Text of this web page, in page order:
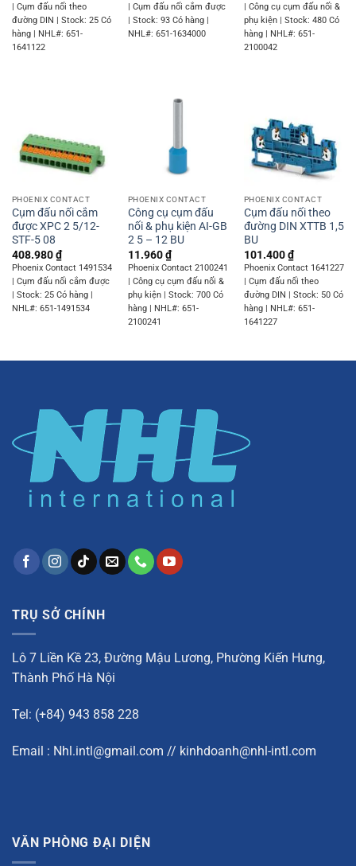
| Cụm đấu nối theo
đường DIN | Stock: 25 Có
hàng | NHL#: 651-
1641122
| Cụm đấu nối cắm được
| Stock: 93 Có hàng |
NHL#: 651-1634000
| Công cụ cụm đấu nối &
phụ kiện | Stock: 480 Có
hàng | NHL#: 651-
2100042
PHOENIX CONTACT
Cụm đấu nối cắm
được XPC 2 5/12-
STF-5 08
408.980₫
Phoenix Contact 1491534
| Cụm đấu nối cắm được
| Stock: 25 Có hàng |
NHL#: 651-1491534
PHOENIX CONTACT
Công cụ cụm đấu
nối & phụ kiện AI-GB
2 5 – 12 BU
11.960₫
Phoenix Contact 2100241
| Công cụ cụm đấu nối &
phụ kiện | Stock: 700 Có
hàng | NHL#: 651-
2100241
PHOENIX CONTACT
Cụm đấu nối theo
đường DIN XTTB 1,5
BU
101.400₫
Phoenix Contact 1641227
| Cụm đấu nối theo
đường DIN | Stock: 50 Có
hàng | NHL#: 651-
1641227
TRỤ SỞ CHÍNH
Lô 7 Liền Kề 23, Đường Mậu Lương, Phường Kiến Hưng,
Thành Phố Hà Nội
Tel: (+84) 943 858 228
Email : Nhl.intl@gmail.com // kinhdoanh@nhl-intl.com
VĂN PHÒNG ĐẠI DIỆN